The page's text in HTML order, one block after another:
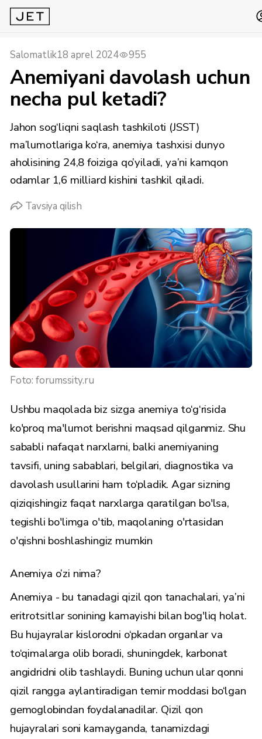
Salomatlik18 aprel 2024 955
Anemiyani davolash uchun
necha pul ketadi?
Jahon sog‘liqni saqlash tashkiloti (JSST)
ma’lumotlariga ko‘ra, anemiya tashxisi dunyo
aholisining 24,8 foiziga qo’yiladi, ya’ni kamqon
odamlar 1,6 milliard kishini tashkil qiladi.
Tavsiya qilish
Foto: forumssity.ru
Ushbu maqolada biz sizga anemiya to‘g‘risida
ko'proq ma'lumot berishni maqsad qilganmiz. Shu
sababli nafaqat narxlarni, balki anemiyaning
tavsifi, uning sabablari, belgilari, diagnostika va
davolash usullarini ham to‘pladik. Agar sizning
qiziqishingiz faqat narxlarga qaratilgan bo'lsa,
tegishli bo'limga o'tib, maqolaning o'rtasidan
o'qishni boshlashingiz mumkin
Anemiya o’zi nima?
Anemiya - bu tanadagi qizil qon tanachalari, ya’ni
eritrotsitlar sonining kamayishi bilan bog'liq holat.
Bu hujayralar kislorodni o‘pkadan organlar va
to‘qimalarga olib boradi, shuningdek, karbonat
angidridni olib tashlaydi. Buning uchun ular qonni
qizil rangga aylantiradigan temir moddasi bo‘lgan
gemoglobindan foydalanadilar. Qizil qon
hujayralari soni kamayganda, tanamizdagi